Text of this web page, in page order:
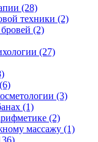
(28)
техники (2)
(2)
(27)
(3)
(1)
(2)
массажу (1)